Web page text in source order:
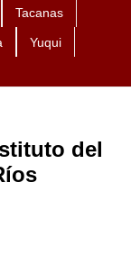
Tacanas
Yuqui
del